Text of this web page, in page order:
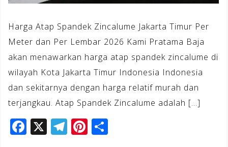
Harga Atap Spandek Zincalume Jakarta Timur Per
Meter dan Per Lembar 2026 Kami Pratama Baja
akan menawarkan harga atap spandek zincalume di
wilayah Kota Jakarta Timur Indonesia Indonesia
dan sekitarnya dengan harga relatif murah dan
terjangkau. Atap Spandek Zincalume adalah […]
F X T Pi